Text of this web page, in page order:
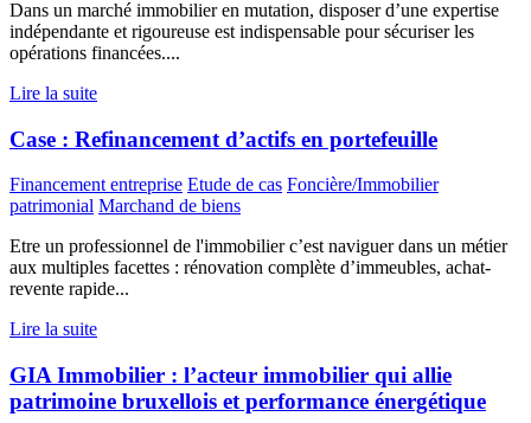
Dans un marché immobilier en mutation, disposer d’une expertise
indépendante et rigoureuse est indispensable pour sécuriser les
opérations financées....
Lire la suite
Case : Refinancement d’actifs en portefeuille
Financement entreprise Etude de cas Foncière/Immobilier
patrimonial Marchand de biens
Etre un professionnel de l'immobilier c’est naviguer dans un métier
aux multiples facettes : rénovation complète d’immeubles, achat-
revente rapide...
Lire la suite
GIA Immobilier : l’acteur immobilier qui allie
patrimoine bruxellois et performance énergétique